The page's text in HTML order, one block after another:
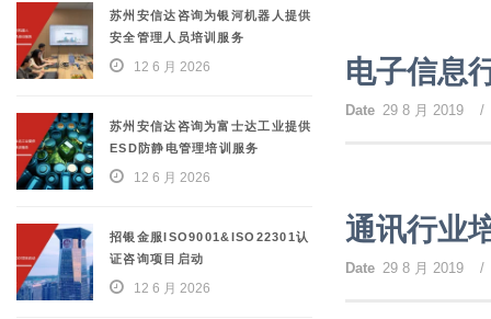
电子信息
Date 29 8 月 2019 /
通讯行业
Date 29 8 月 2019 /
苏州安信达咨询为银河机器人提供
安全管理人员培训服务
12 6 月 2026
苏州安信达咨询为富士达工业提供
ESD防静电管理培训服务
12 6 月 2026
招银金服ISO9001&ISO22301认
证咨询项目启动
12 6 月 2026